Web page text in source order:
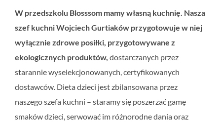
W przedszkolu Blosssom mamy własną kuchnię. Nasza
szef kuchni Wojciech Gurtiaków przygotowuje w niej
wyłącznie zdrowe posiłki, przygotowywane z
ekologicznych produktów, dostarczanych przez
starannie wyselekcjonowanych, certyfikowanych
dostawców. Dieta dzieci jest zbilansowana przez
naszego szefa kuchni – staramy się poszerzać gamę
smaków dzieci, serwować im różnorodne dania oraz